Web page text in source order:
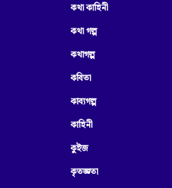
কথা কাহিনী
কথা গল্প
কথাগল্প
কবিতা
কাব্যগল্প
কাহিনী
কুইজ
কৃতজ্ঞতা